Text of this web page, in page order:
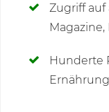
Zugriff auf
Hunderte